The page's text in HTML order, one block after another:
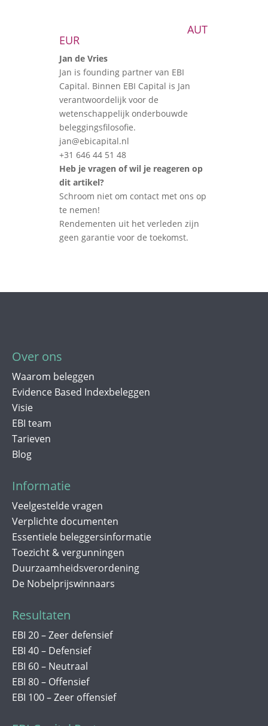
AUT
EUR
Jan de Vries
Jan is founding partner van EBI
Capital. Binnen EBI Capital is Jan
verantwoordelijk voor de
wetenschappelijk onderbouwde
beleggingsfilosofie.
jan@ebicapital.nl
+31 646 44 51 48
Heb je vragen of wil je reageren op
dit artikel?
Schroom niet om contact met ons op
te nemen!
Rendementen uit het verleden zijn
geen garantie voor de toekomst.
Over ons
Waarom beleggen
Evidence Based Indexbeleggen
Visie
EBI team
Tarieven
Blog
Informatie
Veelgestelde vragen
Verplichte documenten
Essentiele beleggersinformatie
Toezicht & vergunningen
Duurzaamheidsverordening
De Nobelprijswinnaars
Resultaten
EBI 20 – Zeer defensief
EBI 40 – Defensief
EBI 60 – Neutraal
EBI 80 – Offensief
EBI 100 – Zeer offensief